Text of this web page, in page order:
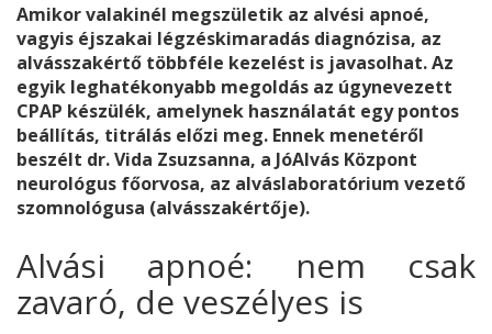
Amikor valakinél megszületik az alvési apnoé,
vagyis éjszakai légzéskimaradás diagnózisa, az
alvásszakértő többféle kezelést is javasolhat. Az
egyik leghatékonyabb megoldás az úgynevezett
CPAP készülék, amelynek használatát egy pontos
beállítás, titrálás előzi meg. Ennek menetéről
beszélt dr. Vida Zsuzsanna, a JóAlvás Központ
neurológus főorvosa, az alváslaboratórium vezető
szomnológusa (alvásszakértője).
Alvási apnoé: nem csak
zavaró, de veszélyes is